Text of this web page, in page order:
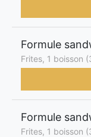
Formule
Frites, 1 boisson
Formule
Frites, 1 boisson